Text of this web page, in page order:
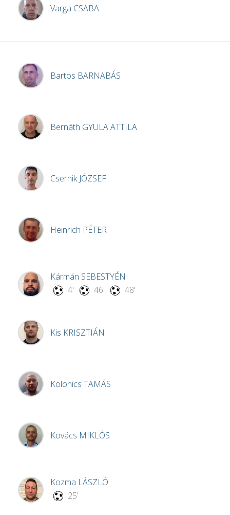
Varga CSABA
Bartos BARNABÁS
Bernáth GYULA ATTILA
Csernik JÓZSEF
Heinrich PÉTER
Kármán SEBESTYÉN
4'
46' 48'
Kis KRISZTIÁN
Kolonics TAMÁS
Kovács MIKLÓS
Kozma LÁSZLÓ
25'